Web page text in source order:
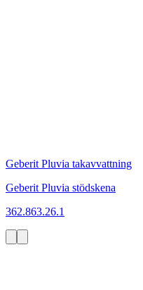
Geberit Pluvia takavvattning
Geberit Pluvia stödskena
362.863.26.1